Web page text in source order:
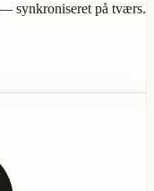
synkroniseret på tværs.